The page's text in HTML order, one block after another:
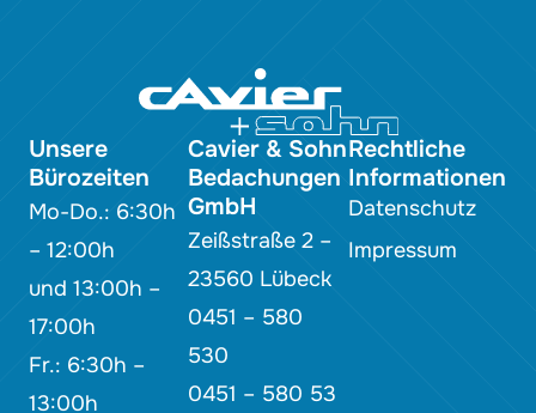
Unsere
Bürozeiten
Mo-Do.: 6:30h
– 12:00h
und 13:00h –
17:00h
Fr.: 6:30h –
13:00h
Cavier & Sohn
Bedachungen
GmbH
Zeißstraße 2 –
23560 Lübeck
0451 – 580
530
0451 – 580 53
Rechtliche
Informationen
Datenschutz
Impressum